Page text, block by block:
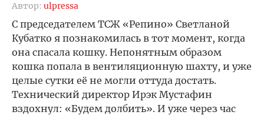
Автор: ulpressa
С председателем ТСЖ «Репино» Светланой
Кубатко я познакомилась в тот момент, когда
она спасала кошку. Непонятным образом
кошка попала в вентиляционную шахту, и уже
целые сутки её не могли оттуда достать.
Технический директор Ирэк Мустафин
вздохнул: «Будем долбить». И уже через час